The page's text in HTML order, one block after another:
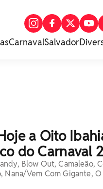
CarnavalSalvador
a Oito
do Carnaval
Blow Out, Camaleão,
Nana/Vem Com Gigante,